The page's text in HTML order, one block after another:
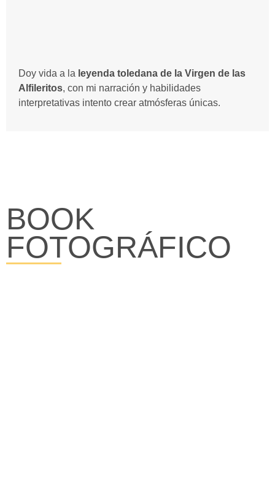
Doy vida a la leyenda toledana de la Virgen de las
Alfileritos, con mi narración y habilidades
interpretativas intento crear atmósferas únicas.
BOOK
FOTOGRÁFICO